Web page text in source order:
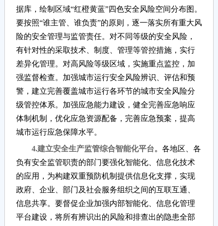
据库，绘制区域“红橙黄蓝”四色安全风险空间分布图。
要按照“谁主管、谁负责”的原则，逐一落实所有重大风
险的安全管理与监管责任。对不同等级的安全风险，
有针对性的采取技术、制度、管理等管控措施，实行
差异化管理。对高风险等级区域，实施重点监控，加
强监督检查。加强城市运行安全风险辨识、评估和预
警，建立完善覆盖城市运行各环节的城市安全风险分
级管控体系。加强应急能力建设，健全完善应急响应
体制机制，优化应急资源配备，完善应急预案，提高
城市运行应急保障水平。
4.建立安全生产监管综合智能化平台。 各地区、各
负有安全监管职责的部门要强化智能化、信息化技术
的应用，为构建双重预防机制提供信息化支撑，实现
政府、企业、部门及社会服务组织之间的互联互通、
信息共享。要督促企业加强内部智能化、信息化管理
平台建设，将所有辨识出的风险和排查出的隐患全部